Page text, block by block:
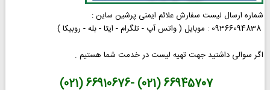
شماره ارسال لیست سفارش علائم ایمنی پرشین ساین :
09366094838 : موبایل ( واتس آپ - تلگرام - ایتا - بله - روبیکا )
اگر سوالی داشتید جهت تهیه لیست در خدمت شما هستیم .
66945707 (021) -66910676 (021)